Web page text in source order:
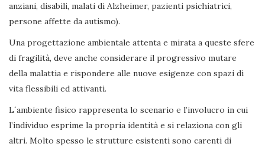
anziani, disabili, malati di Alzheimer, pazienti psichiatrici,
persone affette da autismo).
Una progettazione ambientale attenta e mirata a queste sfere
di fragilità, deve anche considerare il progressivo mutare
della malattia e rispondere alle nuove esigenze con spazi di
vita flessibili ed attivanti.
L´ambiente fisico rappresenta lo scenario e l’involucro in cui
l’individuo esprime la propria identità e si relaziona con gli
altri. Molto spesso le strutture esistenti sono carenti di